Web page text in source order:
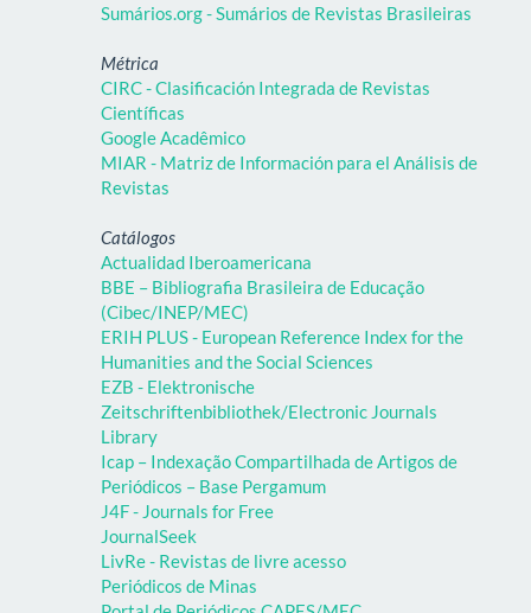
Sumários.org - Sumários de Revistas Brasileiras
Métrica
CIRC - Clasificación Integrada de Revistas
Científicas
Google Acadêmico
MIAR - Matriz de Información para el Análisis de
Revistas
Catálogos
Actualidad Iberoamericana
BBE – Bibliografia Brasileira de Educação
(Cibec/INEP/MEC)
ERIH PLUS - European Reference Index for the
Humanities and the Social Sciences
EZB - Elektronische
Zeitschriftenbibliothek/Electronic Journals
Library
Icap – Indexação Compartilhada de Artigos de
Periódicos – Base Pergamum
J4F - Journals for Free
JournalSeek
LivRe - Revistas de livre acesso
Periódicos de Minas